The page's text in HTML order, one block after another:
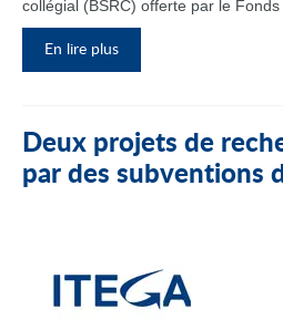
collégial (BSRC) offerte par le Fonds
En lire plus
Deux projets de
par des subventions